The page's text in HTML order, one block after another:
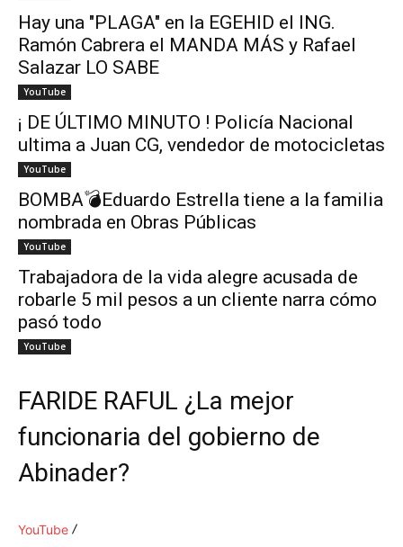
Hay una "PLAGA" en la EGEHID el ING.
Ramón Cabrera el MANDA MÁS y Rafael
Salazar LO SABE
YouTube
¡ DE ÚLTIMO MINUTO ! Policía Nacional
ultima a Juan CG, vendedor de motocicletas
YouTube
BOMBA💣Eduardo Estrella tiene a la familia
nombrada en Obras Públicas
YouTube
Trabajadora de la vida alegre acusada de
robarle 5 mil pesos a un cliente narra cómo
pasó todo
YouTube
FARIDE RAFUL ¿La mejor
funcionaria del gobierno de
Abinader?
YouTube